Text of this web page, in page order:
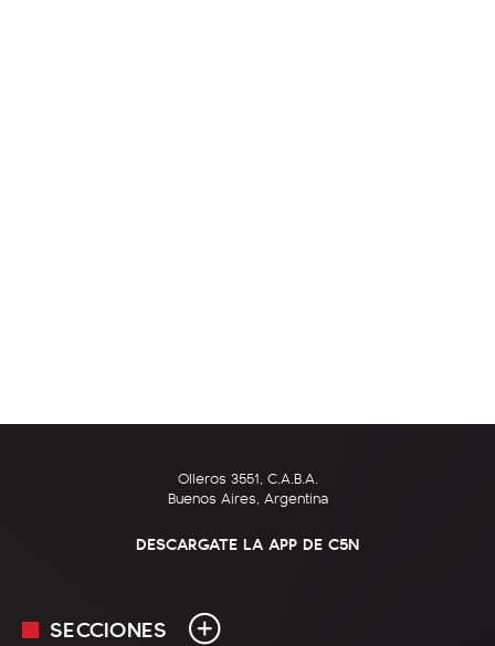
Olleros 3551, C.A.B.A.
Buenos Aires, Argentina
DESCARGATE LA APP DE C5N
SECCIONES